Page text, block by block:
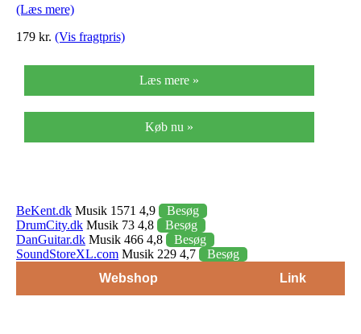
(Læs mere)
179 kr. (Vis fragtpris)
Læs mere »
Køb nu »
BeKent.dk Musik 1571 4,9
Besøg
DrumCity.dk Musik 73 4,8
Besøg
DanGuitar.dk Musik 466 4,8
Besøg
SoundStoreXL.com Musik 229 4,7
Besøg
Webshop
Link